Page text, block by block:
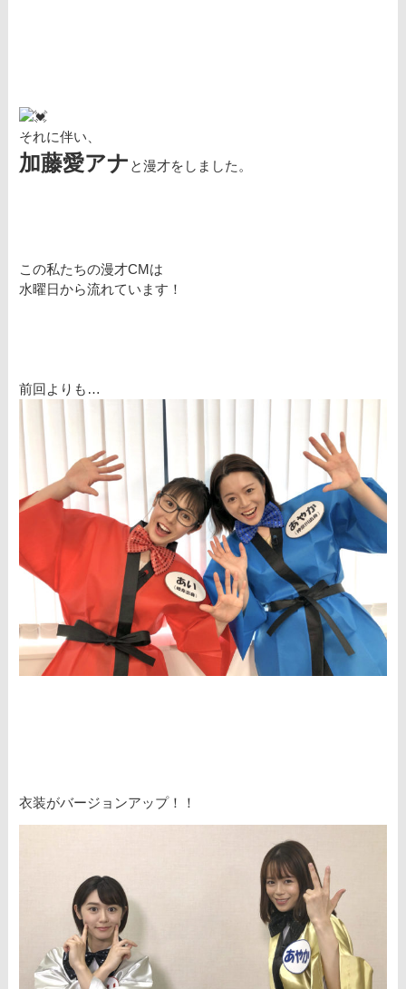
それに伴い、
加藤愛アナ と漫才をしました。
この私たちの漫才CMは
水曜日から流れています！
前回よりも…
衣装がバージョンアップ！！